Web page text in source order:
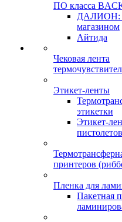
ПО класса
ДАЛИОН:
магазином
Айтида
Чековая лента
Этикет-ленты
этикетки
Этикет-
пистолетов
принтеров
Пленка для
Пакетная